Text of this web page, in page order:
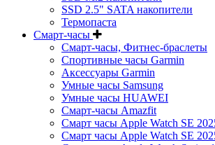
SSD 2.5" SATA накопители
Термопаста
Смарт-часы
Смарт-часы, Фитнес-браслеты
Спортивные часы Garmin
Аксессуары Garmin
Умные часы Samsung
Умные часы HUAWEI
Смарт-часы Amazfit
Смарт часы Apple Watch SE
Смарт часы Apple Watch SE